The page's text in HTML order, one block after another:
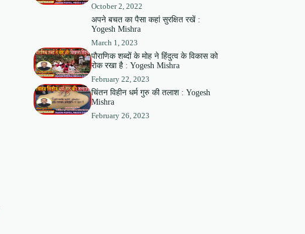
October 2, 2022
अपने बचत का पैसा कहां सुरक्षित रखें :
Yogesh Mishra
March 1, 2023
पौराणिक शब्दों के मोह ने हिंदुत्व के विकास को
रोक रखा है : Yogesh Mishra
February 22, 2023
चिंतन विहीन धर्म गुरु की तलाश : Yogesh
Mishra
February 26, 2023